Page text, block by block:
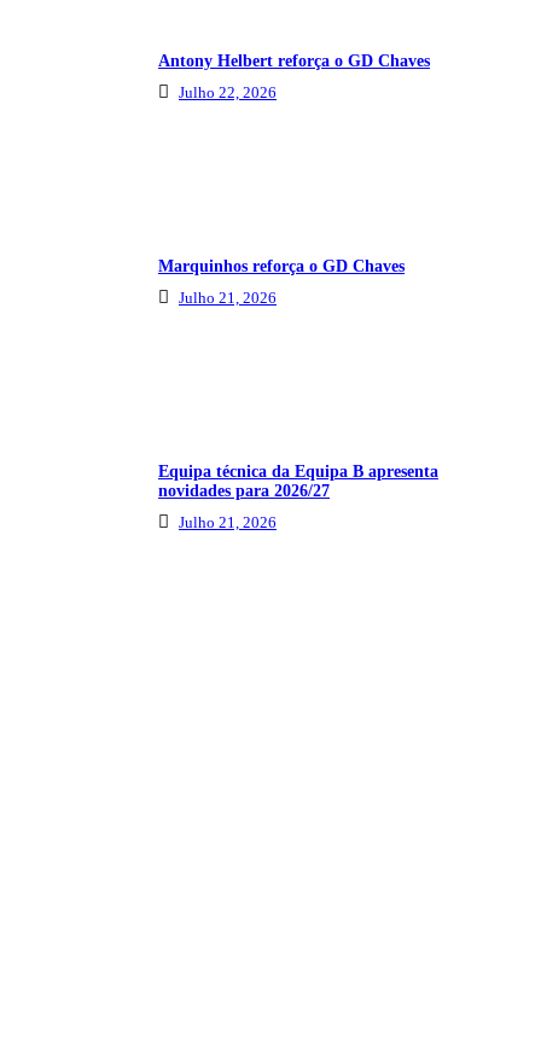
Antony Helbert reforça o GD Chaves
Julho 22, 2026
Marquinhos reforça o GD Chaves
Julho 21, 2026
Equipa técnica da Equipa B apresenta
novidades para 2026/27
Julho 21, 2026